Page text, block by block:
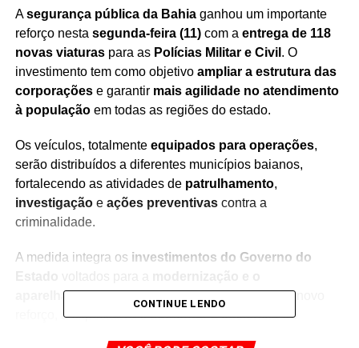
Asegurança pública da Bahiaganhou um importante
reforço nesta segunda-feira (11)com a entrega de 118
novas viaturaspara as Polícias Militar e Civil . O
investimento tem como objetivo ampliar a estrutura das
corporaçõese garantir mais agilidade no atendimento
à populaçãoem todas as regiões do estado.
Os veículos, totalmente equipados para operações,
serão distribuídos a diferentes municípios baianos,
fortalecendo as atividades de patrulhamento,
investigaçãoe ações preventivascontra a
criminalidade.
A medida integra os investimentos do Governo do
aparelhamentodas forças de segurança. Com o novo
reforço, a expectativa éaumentar a eficiência do
CONTINUE LENDO